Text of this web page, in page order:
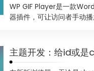
WP GIF Player是一款
器插件，可让访问者手动播
主题开发：给id或是